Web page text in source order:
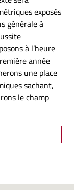
exposés
générale à
à l’heure
année
une place
sachant,
le champ